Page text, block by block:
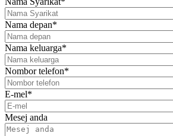
Nama depan*
Nama keluarga*
Nombor telefon*
E-mel*
Mesej anda